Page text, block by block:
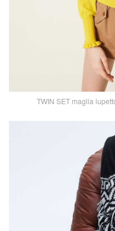
TWIN SET maglia